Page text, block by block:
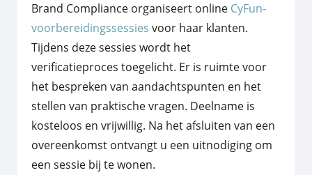
Brand Compliance organiseert online CyFun-
voorbereidingssessies voor haar klanten.
Tijdens deze sessies wordt het
verificatieproces toegelicht. Er is ruimte voor
het bespreken van aandachtspunten en het
stellen van praktische vragen. Deelname is
kosteloos en vrijwillig. Na het afsluiten van een
overeenkomst ontvangt u een uitnodiging om
een sessie bij te wonen.